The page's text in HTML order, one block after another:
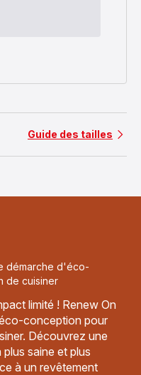
Guide des tailles
démarche d'éco-
de cuisiner
limité ! Renew On
conception pour
Découvrez une
saine et plus
à un revêtement